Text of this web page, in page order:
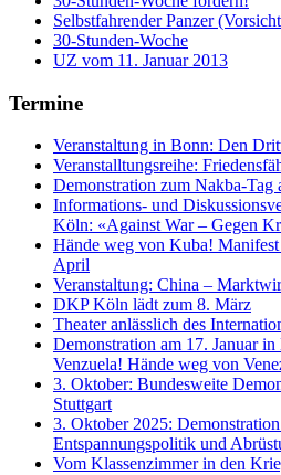
Selbstfahrender Panzer
30-Stunden-Woche
UZ vom 11. Januar 2013
Termine
Veranstaltung in Bonn: Den
Veranstalltungsreihe:
Demonstration zum Nakba-
Informations- und
Köln: «Against War – Gegen
Hände weg von Kuba!
April
Veranstaltung: China –
DKP Köln lädt zum 8. März
Theater anlässlich des
Demonstration am 17. Januar
Venzuela! Hände weg von
3. Oktober: Bundesweite
Stuttgart
3. Oktober 2025:
Entspannungspolitik und
Vom Klassenzimmer in den